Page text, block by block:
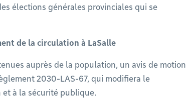
élections générales provinciales qui se
de la circulation à LaSalle
auprès de la population, un avis de motion
2030-LAS-67, qui modifiera le
à la sécurité publique.